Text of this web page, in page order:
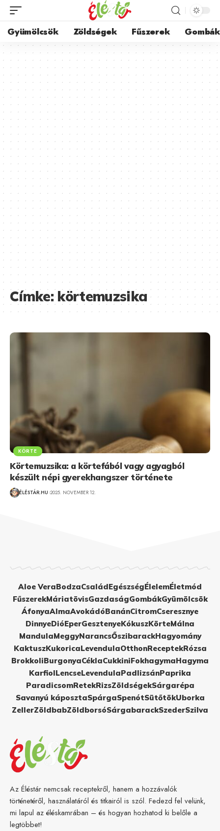
Gyümölcsök Zöldségek Fűszerek Gombák
Címke:körtemuzsika
KÖRTE
Körtemuzsika: a körtefából vagy agyagból
készült népi gyerekhangszer története
ÉLÉSTÁR.HU 2025. NOVEMBER 12.
Aloe VeraBodzaCsaládEgészségÉlelemÉletmód
FűszerekMáriatövisGazdaságGombákGyümölcsök
ÁfonyaAlmaAvokádóBanánCitromCseresznye
DinnyeDióEperGesztenyeKókuszKörteMálna
MandulaMeggyNarancsŐszibarackHagyomány
KaktuszKukoricaLevendulaOtthonReceptekRózsa
BrokkoliBurgonyaCéklaCukkiniFokhagymaHagyma
KarfiolLencseLevendulaPadlizsánPaprika
ParadicsomRetekRizsZöldségekSárgarépa
Savanyú káposztaSpárgaSpenótSütőtökUborka
ZellerZöldbabZöldborsóSárgabarackSzederSzilva
Az Éléstár nemcsak receptekről, hanem a hozzávalók
történetéről, használatáról és titkairól is szól. Fedezd fel velünk,
mi lapul az éléskamrában – és hogyan hozhatod ki belőle a
legtöbbet!